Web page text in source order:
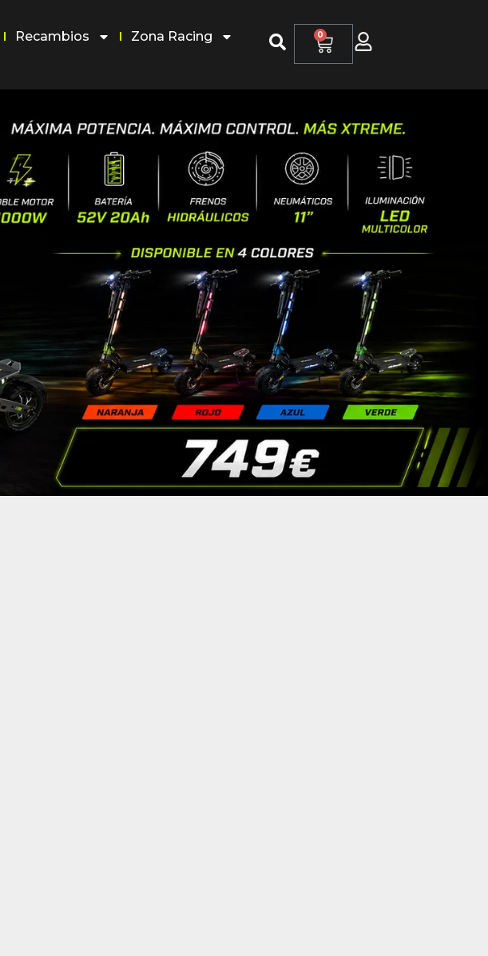
Recambios Zona Racing 0